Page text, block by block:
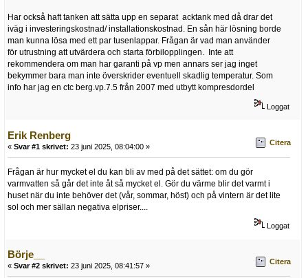
Har också haft tanken att sätta upp en separat acktank med då drar det
iväg i investeringskostnad/ installationskostnad. En sån här lösning borde
man kunna lösa med ett par tusenlappar. Frågan är vad man använder
för utrustning att utvärdera och starta förbilopplingen. Inte att
rekommendera om man har garanti på vp men annars ser jag inget
bekymmer bara man inte överskrider eventuell skadlig temperatur. Som
info har jag en ctc berg.vp.7.5 från 2007 med utbytt kompresdordel
Loggat
Erik Renberg
« Svar #1 skrivet: 23 juni 2025, 08:04:00 » Citera
Frågan är hur mycket el du kan bli av med på det sättet: om du gör
varmvatten så går det inte åt så mycket el. Gör du värme blir det varmt i
huset när du inte behöver det (vår, sommar, höst) och på vintern är det lite
sol och mer sällan negativa elpriser....
Loggat
Börje__
« Svar #2 skrivet: 23 juni 2025, 08:41:57 » Citera